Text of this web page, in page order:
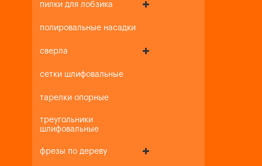
пилки для лобзика
полировальные насадки
сверла
сетки шлифовальные
тарелки опорные
треугольники
шлифовальные
фрезы по дереву